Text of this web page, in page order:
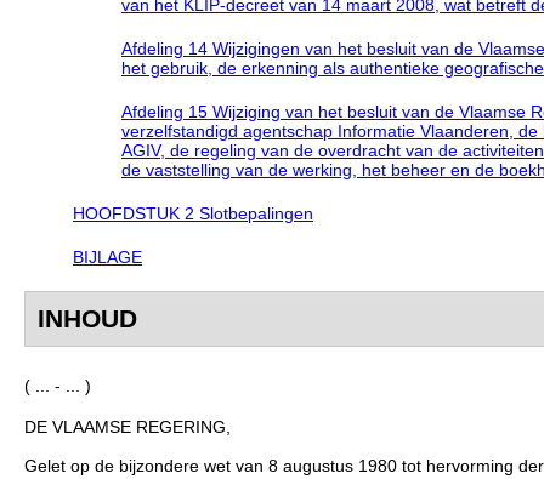
van het KLIP-decreet van 14 maart 2008, wat betreft
Afdeling 14 Wijzigingen van het besluit van de
het gebruik, de erkenning als authentieke
Afdeling 15 Wijziging van het besluit van de Vlaamse
verzelfstandigd agentschap Informatie Vlaanderen,
AGIV, de regeling van de overdracht van de
de vaststelling van de werking, het beheer en de
HOOFDSTUK 2 Slotbepalingen
BIJLAGE
INHOUD
( ... - ... )
DE VLAAMSE REGERING,
Gelet op de bijzondere wet van 8 augustus 1980 tot hervorming